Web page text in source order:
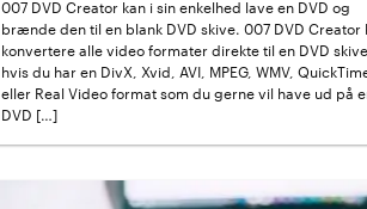
007 DVD Creator kan i sin enkelhed lave en DVD og
brænde den til en blank DVD skive. 007 DVD Creator
konvertere alle video formater direkte til en DVD
hvis du har en DivX, Xvid, AVI, MPEG, WMV,
eller Real Video format som du gerne vil have ud på
DVD […]